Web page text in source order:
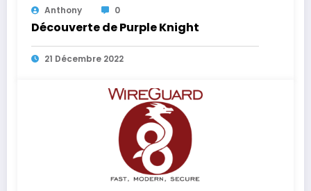
Anthony 0
Découverte de Purple Knight
21 Décembre 2022